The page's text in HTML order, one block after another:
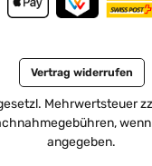
Vertrag widerrufen
Mehrwertsteuer
angegeben.